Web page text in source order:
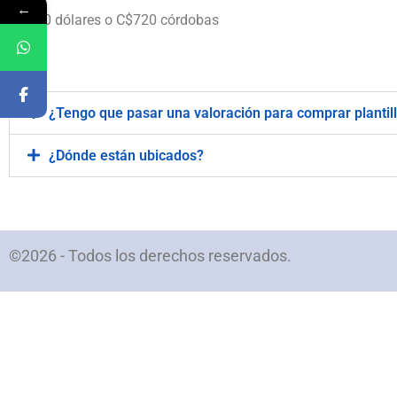
$20 dólares o C$720 córdobas
.
¿Tengo que pasar una valoración para comprar
¿Dónde están ubicados?
©2026 - Todos los derechos reservados.
←